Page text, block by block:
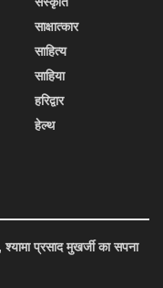
साक्षात्कार
साहित्य
साहिया
हरिद्वार
हेल्थ
प्रसाद मुखर्जी का सपना